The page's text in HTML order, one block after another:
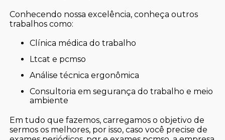
Conhecendo nossa excelência, conheça outros
trabalhos como:
clínica médica do trabalho
ltcat e pcmso
análise técnica ergonômica
consultoria em segurança do trabalho e meio
ambiente
Em tudo que fazemos, carregamos o objetivo de
sermos os melhores, por isso, caso você precise de